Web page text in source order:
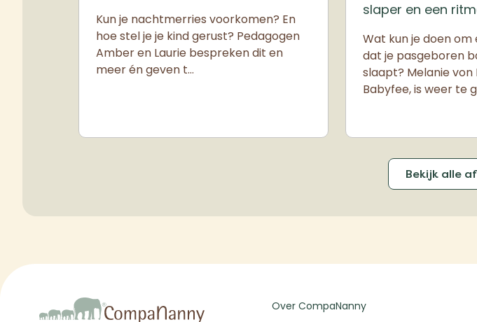
Kun je nachtmerries voorkomen? En
hoe stel je je kind gerust? Pedagogen
Amber en Laurie bespreken dit en
meer én geven t…
slaper en een
Wat kun je doen
dat je pasgeboren
slaapt? Melanie von
Babyfee, is weer te
Bekijk alle
Over CompaNanny